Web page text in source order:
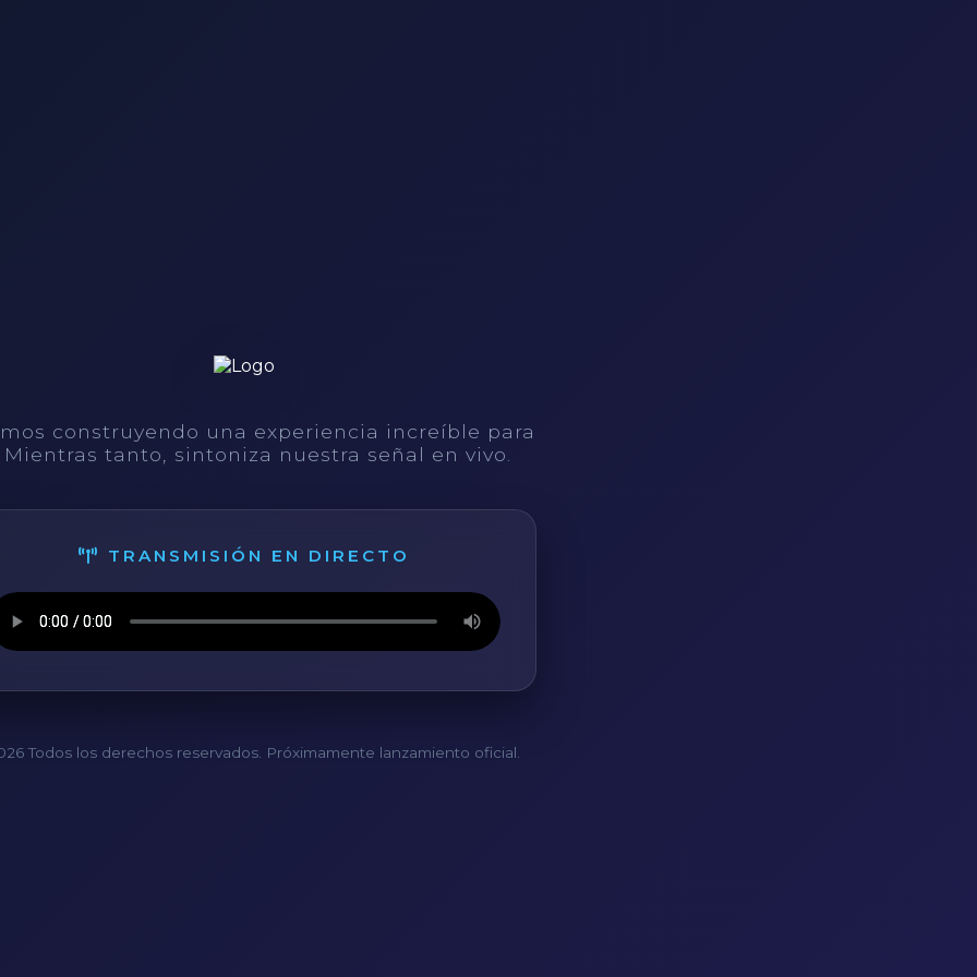
construyendo una experiencia increíble para
tanto, sintoniza nuestra señal en vivo.
TRANSMISIÓN EN DIRECTO
Todos los derechos reservados. Próximamente lanzamiento oficial.